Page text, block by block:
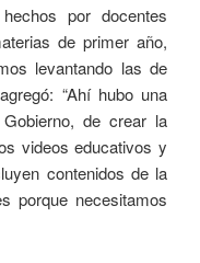
por docentes
de primer año,
levantando las de
“Ahí hubo una
de crear la
videos educativos y
contenidos de la
porque necesitamos